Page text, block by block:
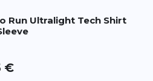
Laufshirt
Funktionsmaterial
Run Ultralight Tech Shirt
€